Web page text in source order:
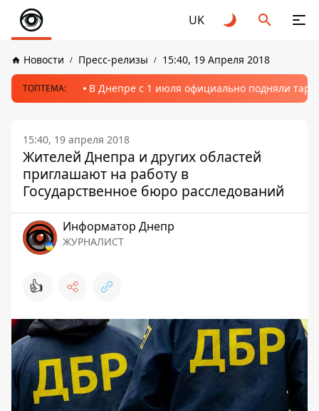
UK
Новости Пресс-релизы 15:40, 19 Апреля 2018
ТОПТЕМА: В Днепре с 1 июля официально подняли
15:40, 19 апреля 2018
Жителей Днепра и других областей
приглашают на работу в
Государственное бюро расследований
Информатор Днепр
ЖУРНАЛИСТ
👍